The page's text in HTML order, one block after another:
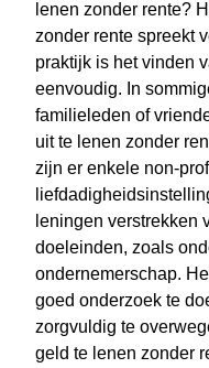
lenen zonder rente?
zonder rente spreekt
praktijk is het vinden
eenvoudig. In
familieleden of
uit te lenen zonder
zijn er enkele non-
leningen verstrekken
doeleinden, zoals
ondernemerschap.
goed onderzoek te
zorgvuldig te
geld te lenen zonder